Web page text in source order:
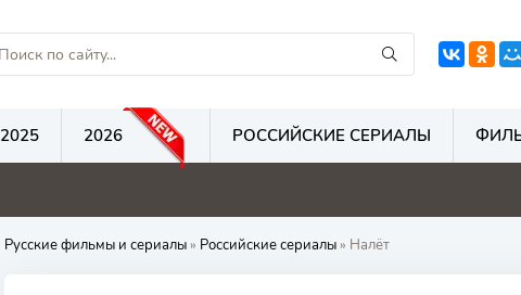
2025 2026 РОССИЙСКИЕ СЕРИАЛЫ
Русские фильмы и сериалы» Российские сериалы» Налёт